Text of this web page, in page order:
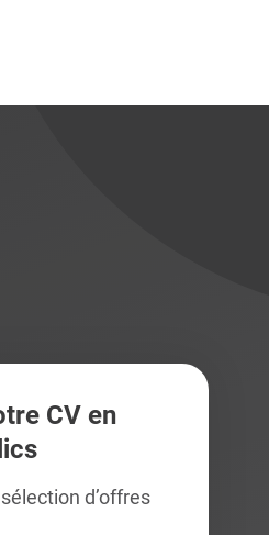
CV en
d’offres